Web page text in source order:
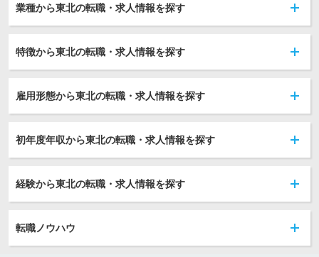
業種から東北の転職・求人情報を探す
特徴から東北の転職・求人情報を探す
雇用形態から東北の転職・求人情報を探す
初年度年収から東北の転職・求人情報を探す
経験から東北の転職・求人情報を探す
転職ノウハウ